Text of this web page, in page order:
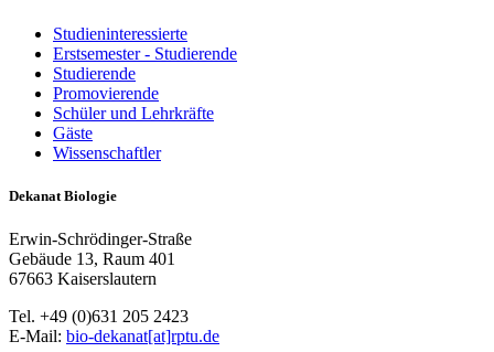
Studieninteressierte
Erstsemester - Studierende
Studierende
Promovierende
Schüler und Lehrkräfte
Gäste
Wissenschaftler
Dekanat Biologie
Erwin-Schrödinger-Straße
Gebäude 13, Raum 401
67663 Kaiserslautern
Tel. +49 (0)631 205 2423
E-Mail: bio-dekanat[at]rptu.de